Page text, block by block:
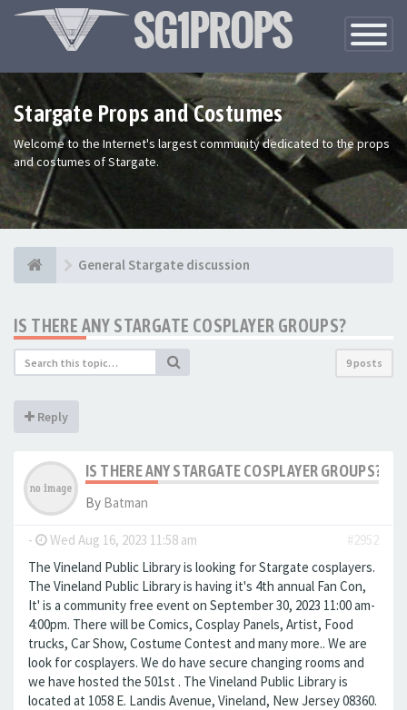
Toggle
Stargate Props and Costumes
Welcome to the Internet's largest community dedicated to the props
and costumes of Stargate.
General Stargate discussion
IS THERE ANY STARGATE COSPLAYER GROUPS?
9 posts
Reply
IS THERE ANY STARGATE COSPLAYER GROUPS?
By Batman
- Wed Aug 16, 2023 11:58 am
#2952
The Vineland Public Library is looking for Stargate cosplayers.
The Vineland Public Library is having it's 4th annual Fan Con,
It' is a community free event on September 30, 2023 11:00 am-
4:00pm. There will be Comics, Cosplay Panels, Artist, Food
trucks, Car Show, Costume Contest and many more.. We are
look for cosplayers. We do have secure changing rooms and
we have hosted the 501st . The Vineland Public Library is
located at 1058 E. Landis Avenue, Vineland, New Jersey 08360.